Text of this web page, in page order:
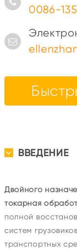
0086-
ВВЕДЕНИЕ
Двойного
токарная
полной
систем
транспортных